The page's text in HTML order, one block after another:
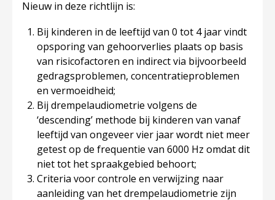
Nieuw in deze richtlijn is:
Bij kinderen in de leeftijd van 0 tot 4 jaar vindt
opsporing van gehoorverlies plaats op basis
van risicofactoren en indirect via bijvoorbeeld
gedragsproblemen, concentratieproblemen
en vermoeidheid;
Bij drempelaudiometrie volgens de
‘descending’ methode bij kinderen van vanaf
leeftijd van ongeveer vier jaar wordt niet meer
getest op de frequentie van 6000 Hz omdat dit
niet tot het spraakgebied behoort;
Criteria voor controle en verwijzing naar
aanleiding van het drempelaudiometrie zijn